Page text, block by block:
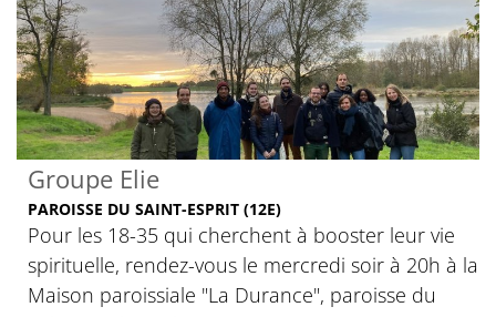
Groupe Elie
PAROISSE DU SAINT-ESPRIT (12E)
Pour les 18-35 qui cherchent à booster leur vie
spirituelle, rendez-vous le mercredi soir à 20h à la
Maison paroissiale "La Durance", paroisse du